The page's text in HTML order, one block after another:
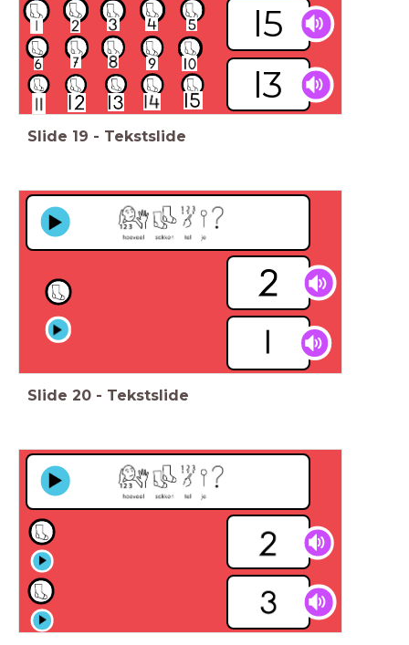
l5
l3
Slide 19 - Tekstslide
Slide 20 - Tekstslide